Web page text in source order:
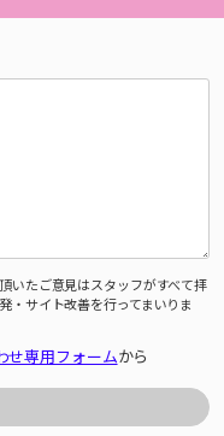
いたご意見はスタッフがすべて拝
・サイト改善を行ってまいりま
せ専用フォームから